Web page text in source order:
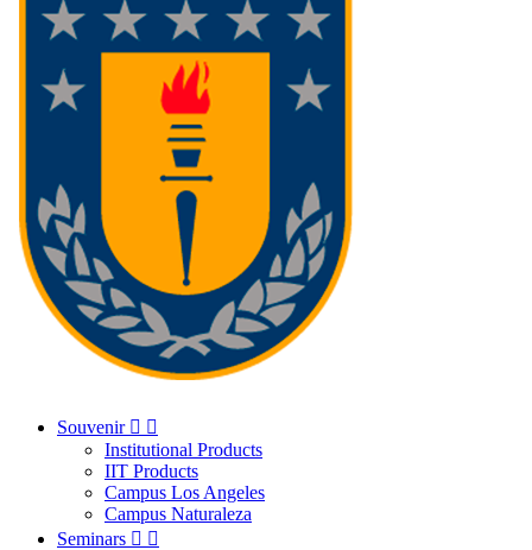
Souvenir  
Institutional Products
IIT Products
Campus Los Angeles
Campus Naturaleza
Seminars  